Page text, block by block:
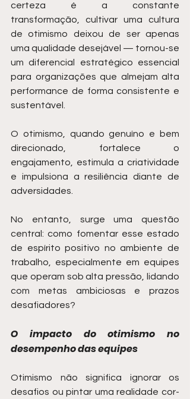
certeza é a constante
transformação, cultivar uma cultura
de otimismo deixou de ser apenas
uma qualidade desejável — tornou-se
um diferencial estratégico essencial
para organizações que almejam alta
performance de forma consistente e
sustentável.
O otimismo, quando genuíno e bem
direcionado, fortalece o
engajamento, estimula a criatividade
e impulsiona a resiliência diante de
adversidades.
No entanto, surge uma questão
central: como fomentar esse estado
de espírito positivo no ambiente de
trabalho, especialmente em equipes
que operam sob alta pressão, lidando
com metas ambiciosas e prazos
desafiadores?
O impacto do otimismo no
desempenho das equipes
Otimismo não significa ignorar os
desafios ou pintar uma realidade cor-